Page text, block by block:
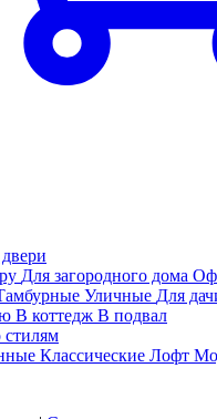
Для загородного дома
Уличные Для
В коттедж В подвал
стилям
Классические Лофт